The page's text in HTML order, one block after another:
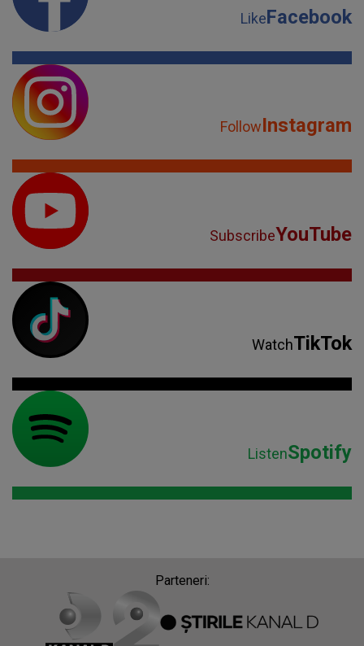
LikeFacebook
FollowInstagram
SubscribeYouTube
WatchTikTok
ListenSpotify
Parteneri: